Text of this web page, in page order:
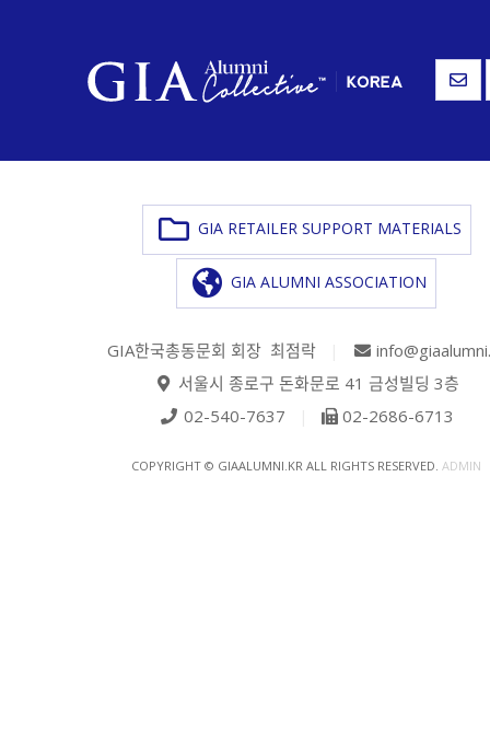
GIA RETAILER SUPPORT MATERIALS
GIA ALUMNI ASSOCIATION
GIA한국총동문회 회장 최점락
서울시 종로구 돈화문로 41 금성빌딩 3층
02-540-7637
02-2686-6713
COPYRIGHT © GIAALUMNI.KR ALL RIGHTS RESERVED. ADMIN